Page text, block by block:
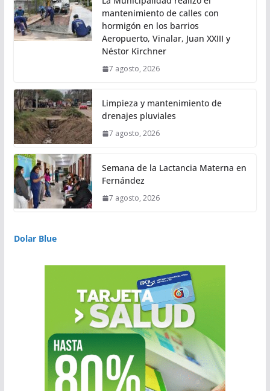
mantenimiento de calles con
hormigón en los barrios
Aeropuerto, Vinalar, Juan XXIII y
Néstor Kirchner
7 agosto, 2026
Limpieza y mantenimiento de
drenajes pluviales
7 agosto, 2026
Semana de la Lactancia Materna en
Fernández
7 agosto, 2026
Dolar Blue